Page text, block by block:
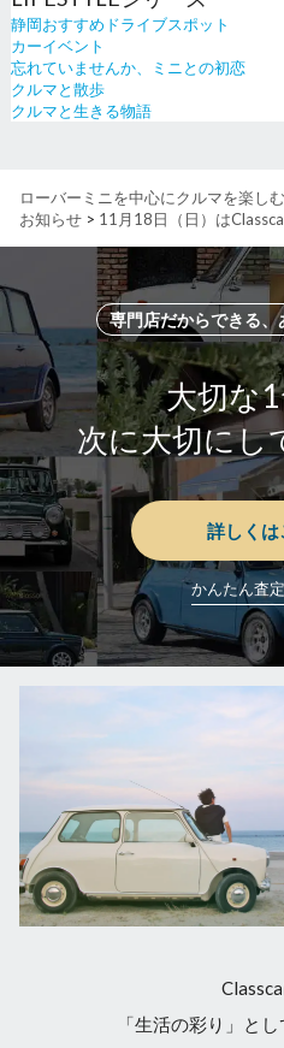
静岡おすすめドライブスポット
カーイベント
忘れていませんか、ミニとの初恋
クルマと散歩
クルマと生きる物語
ローバーミニを中心にクルマを楽し
お知らせ > 11月18日（日）は
専門店だからできる
大切な
次に大切にし
詳しくは
かんたん査
Classca
「生活の彩り」と